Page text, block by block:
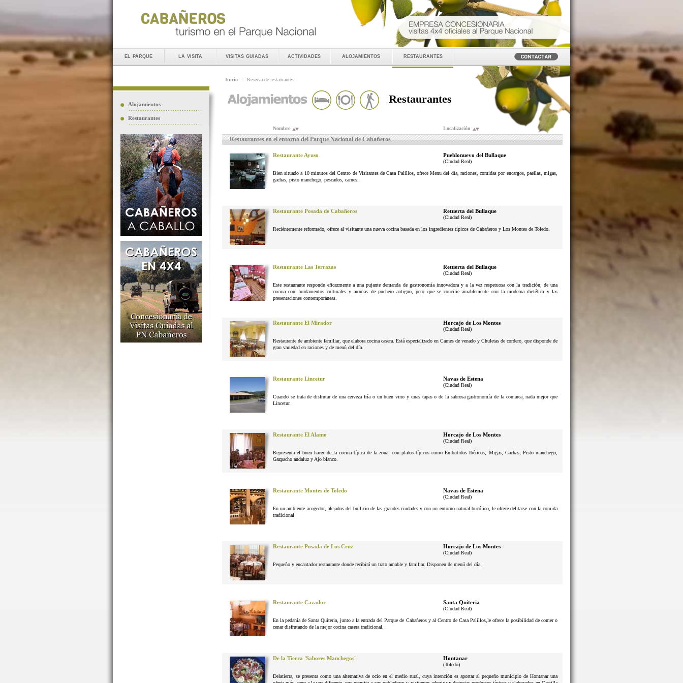
el parque la visita visitas guiadas actividades alojamientos restaurantes
Alojamientos
Restaurantes
Inicio :: Reserva de restaurantes
Restaurantes
Nombre Localización
Restaurantes en el entorno del Parque Nacional de Cabañeros
Restaurante Ayuso Pueblonuevo del Bullaque
(Ciudad Real)
Bien situado a 10 minutos del Centro de Visitantes de Casa Palillos, ofrece Menu del día, raciones, comidas por encargos, paellas, migas,
gachas, pisto manchego, pescados, carnes.
Restaurante Posada de Cabañeros Retuerta del Bullaque
(Ciudad Real)
Reciéntemente reformado, ofrece al visitante una nueva cocina basada en los ingredientes típicos de Cabañeros y Los Montes de Toledo.
Restaurante Las Terrazas Retuerta del Bullaque
(Ciudad Real)
Este restaurante responde eficazmente a una pujante demanda de gastronomía innovadora y a la vez respetuosa con la tradición; de una
cocina con fundamentos culturales y aromas de puchero antiguo, pero que se concilie amablemente con la moderna dietética y las
presentaciones contemporáneas.
Restaurante El Mirador Horcajo de Los Montes
(Ciudad Real)
Restaurante de ambiente familiar, que elabora cocina casera. Está especializado en Carnes de venado y Chuletas de cordero, que disponde de
gran variedad en raciones y de menú del día.
Restaurante Lincetur Navas de Estena
(Ciudad Real)
Cuando se trata de disfrutar de una cerveza fría o un buen vino y unas tapas o de la sabrosa gastronomía de la comarca, nada mejor que
Lincetur.
Restaurante El Alamo Horcajo de Los Montes
(Ciudad Real)
Representa el buen hacer de la cocina típica de la zona, con platos típicos como Embutidos Ibéricos, Migas, Gachas, Pisto manchego,
Gazpacho andaluz y Ajo blanco.
Restaurante Montes de Toledo Navas de Estena
(Ciudad Real)
En un ambiente acogedor, alejados del bullicio de las grandes ciudades y con un entorno natural bucólico, le ofrece delitarse con la comida
tradicional
Restaurante Posada de Los Cruz Horcajo de Los Montes
(Ciudad Real)
Pequeño y encantador restaurante donde recibirá un trato amable y familiar. Disponen de menú del día.
Restaurante Cazador Santa Quiteria
(Ciudad Real)
En la pedanía de Santa Quiteria, junto a la entrada del Parque de Cabañeros y al Centro de Casa Palillos,le ofrece la posibilidad de comer o
cenar disfrutando de la mejor cocina casera tradicional.
De la Tierra 'Sabores Manchegos' Hontanar
(Toledo)
Delatierra, se presenta como una alternativa de ocio en el medio rural, cuya intención es aportar al pequeño municipio de Hontanar una